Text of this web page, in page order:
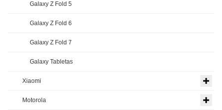
Galaxy Z Fold 5
Galaxy Z Fold 6
Galaxy Z Fold 7
Galaxy Tabletas
Xiaomi
Motorola